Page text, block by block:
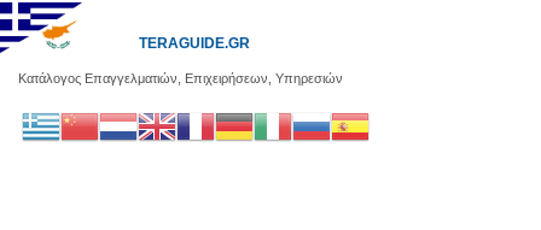
Κατάλογος Επαγγελματιών, Επιχειρήσεων, Υπηρεσιών
TERAGUIDE.GR